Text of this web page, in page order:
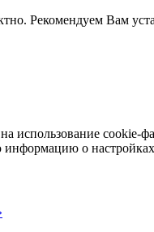
Рекомендуем Вам
cookie-
о